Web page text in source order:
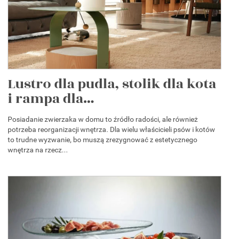
Lustro dla pudla, stolik dla kota
i rampa dla...
Posiadanie zwierzaka w domu to źródło radości, ale również
potrzeba reorganizacji wnętrza. Dla wielu właścicieli psów i kotów
to trudne wyzwanie, bo muszą zrezygnować z estetycznego
wnętrza na rzecz...